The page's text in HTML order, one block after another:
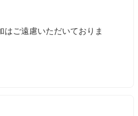
ご遠慮いただいておりま